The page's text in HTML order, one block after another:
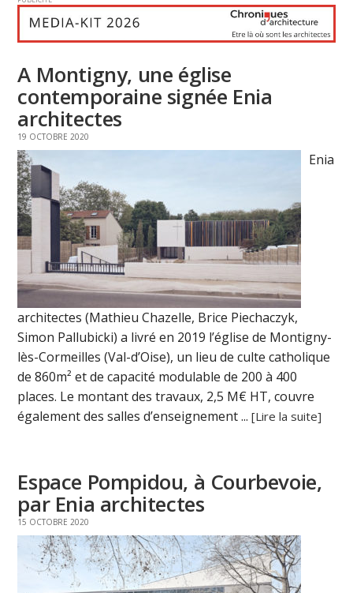
A Montigny, une église
contemporaine signée Enia
architectes
19 OCTOBRE 2020
Enia
architectes (Mathieu Chazelle, Brice Piechaczyk,
Simon Pallubicki) a livré en 2019 l’église de Montigny-
lès-Cormeilles (Val-d’Oise), un lieu de culte catholique
de 860m² et de capacité modulable de 200 à 400
places. Le montant des travaux, 2,5 M€ HT, couvre
également des salles d’enseignement ...[Lire la suite]
Espace Pompidou, à Courbevoie,
par Enia architectes
15 OCTOBRE 2020